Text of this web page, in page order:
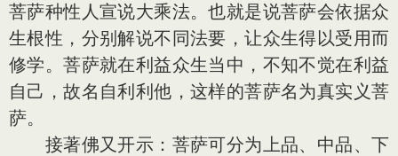
菩萨种性人宣说大乘法。也就是说菩萨会依据众
生根性，分别解说不同法要，让众生得以受用而
修学。菩萨就在利益众生当中，不知不觉在利益
自己，故名自利利他，这样的菩萨名为真实义菩
萨。
接著佛又开示：菩萨可分为上品、中品、下